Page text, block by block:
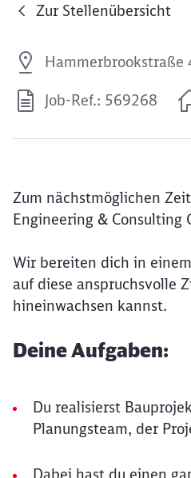
Zur Stellenübersicht
Hammerbrookstraße
Job-Ref.: 569268
Zum nächstmöglichen
Engineering & Consulting
Wir bereiten dich in
auf diese anspruchsvolle
hineinwachsen kannst.
Deine Aufgaben:
Du realisierst
Planungsteam, der